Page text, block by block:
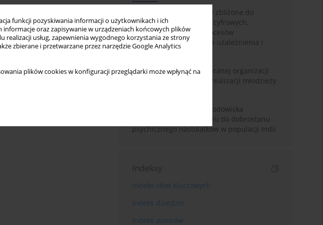
funkcji pozyskiwania informacji o użytkownikach i ich
oraz zapisywanie w urządzeniach końcowych plików
realizacji usług, zapewnienia wygodnego korzystania ze strony
zbierane i przetwarzane przez narzędzie Google Analytics
plików cookies w konfiguracji przeglądarki może wpłynąć na
Loot boxy – mechanizmy zbliżone do
hazardu ukryte w grach cyfrowych.
Narracyjny przegląd procesów
psychologicznych, ryzyka uzależnienia i
regulacji prawnych
Znaczenie wsparcia wybranej organizacji
pozarządowej dla samorealizacji młodzieży
Badanie osobowości i środowiska
rodzinnego w odniesieniu do dobrostanu
psychicznego nastolatków w populacji Indii
Indeksy
Indeks słów kluczowych
Indeks dziedzin
Indeks autorów